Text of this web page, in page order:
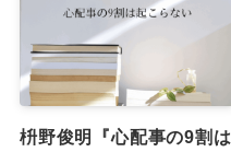
枡野俊明『心配事の9割は